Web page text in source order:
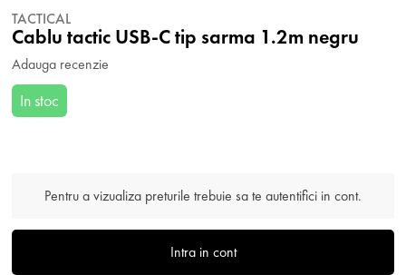
TACTICAL
Cablu tactic USB-C tip sarma 1.2m negru
Adauga recenzie
In stoc
Pentru a vizualiza preturile trebuie sa te autentifici in cont.
Intra in cont